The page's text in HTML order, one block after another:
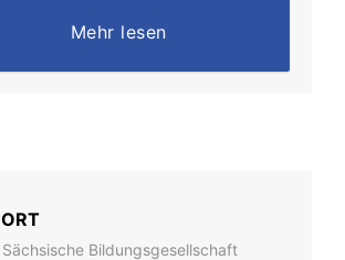
Mehr lesen
ORT
Sächsische Bildungsgesellschaft